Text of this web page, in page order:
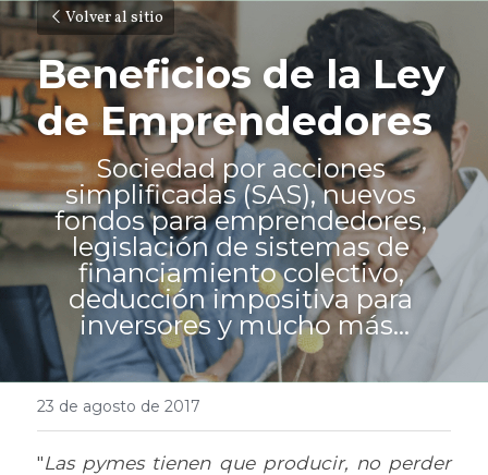
Volver al sitio
Beneficios de la Ley
de Emprendedores
Sociedad por acciones
simplificadas (SAS), nuevos
fondos para emprendedores,
legislación de sistemas de
financiamiento colectivo,
deducción impositiva para
inversores y mucho más...
23 de agosto de 2017
"Las pymes tienen que producir, no perder